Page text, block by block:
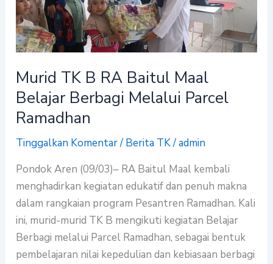
Murid TK B RA Baitul Maal
Belajar Berbagi Melalui Parcel
Ramadhan
Tinggalkan Komentar/ Berita TK/admin
Pondok Aren (09/03)– RA Baitul Maal kembali
menghadirkan kegiatan edukatif dan penuh makna
dalam rangkaian program Pesantren Ramadhan. Kali
ini, murid-murid TK B mengikuti kegiatan Belajar
Berbagi melalui Parcel Ramadhan, sebagai bentuk
pembelajaran nilai kepedulian dan kebiasaan berbagi
Maal
Belajar
Berbagi
Parcel
Ramadhan